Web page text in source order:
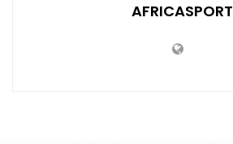
AFRICASPORT